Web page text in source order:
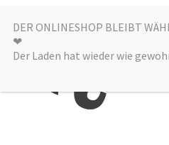
Zur
Navigation
springen
Zum
Inhalt
springen
DER ONLINESHOP BLEIBT
❤︎
Der Laden hat wieder wie